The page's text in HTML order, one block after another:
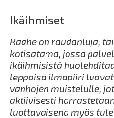
Ikäihmiset
Raahe on raudanluja,
kotisatama, jossa
ikäihmisistä
leppoisa ilmapiiri
vanhojen muistelulle,
aktiivisesti
luottavaisena myös